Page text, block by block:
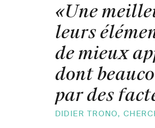
«Une
leurs
de mieux
dont
par des
DIDIER TRONO,